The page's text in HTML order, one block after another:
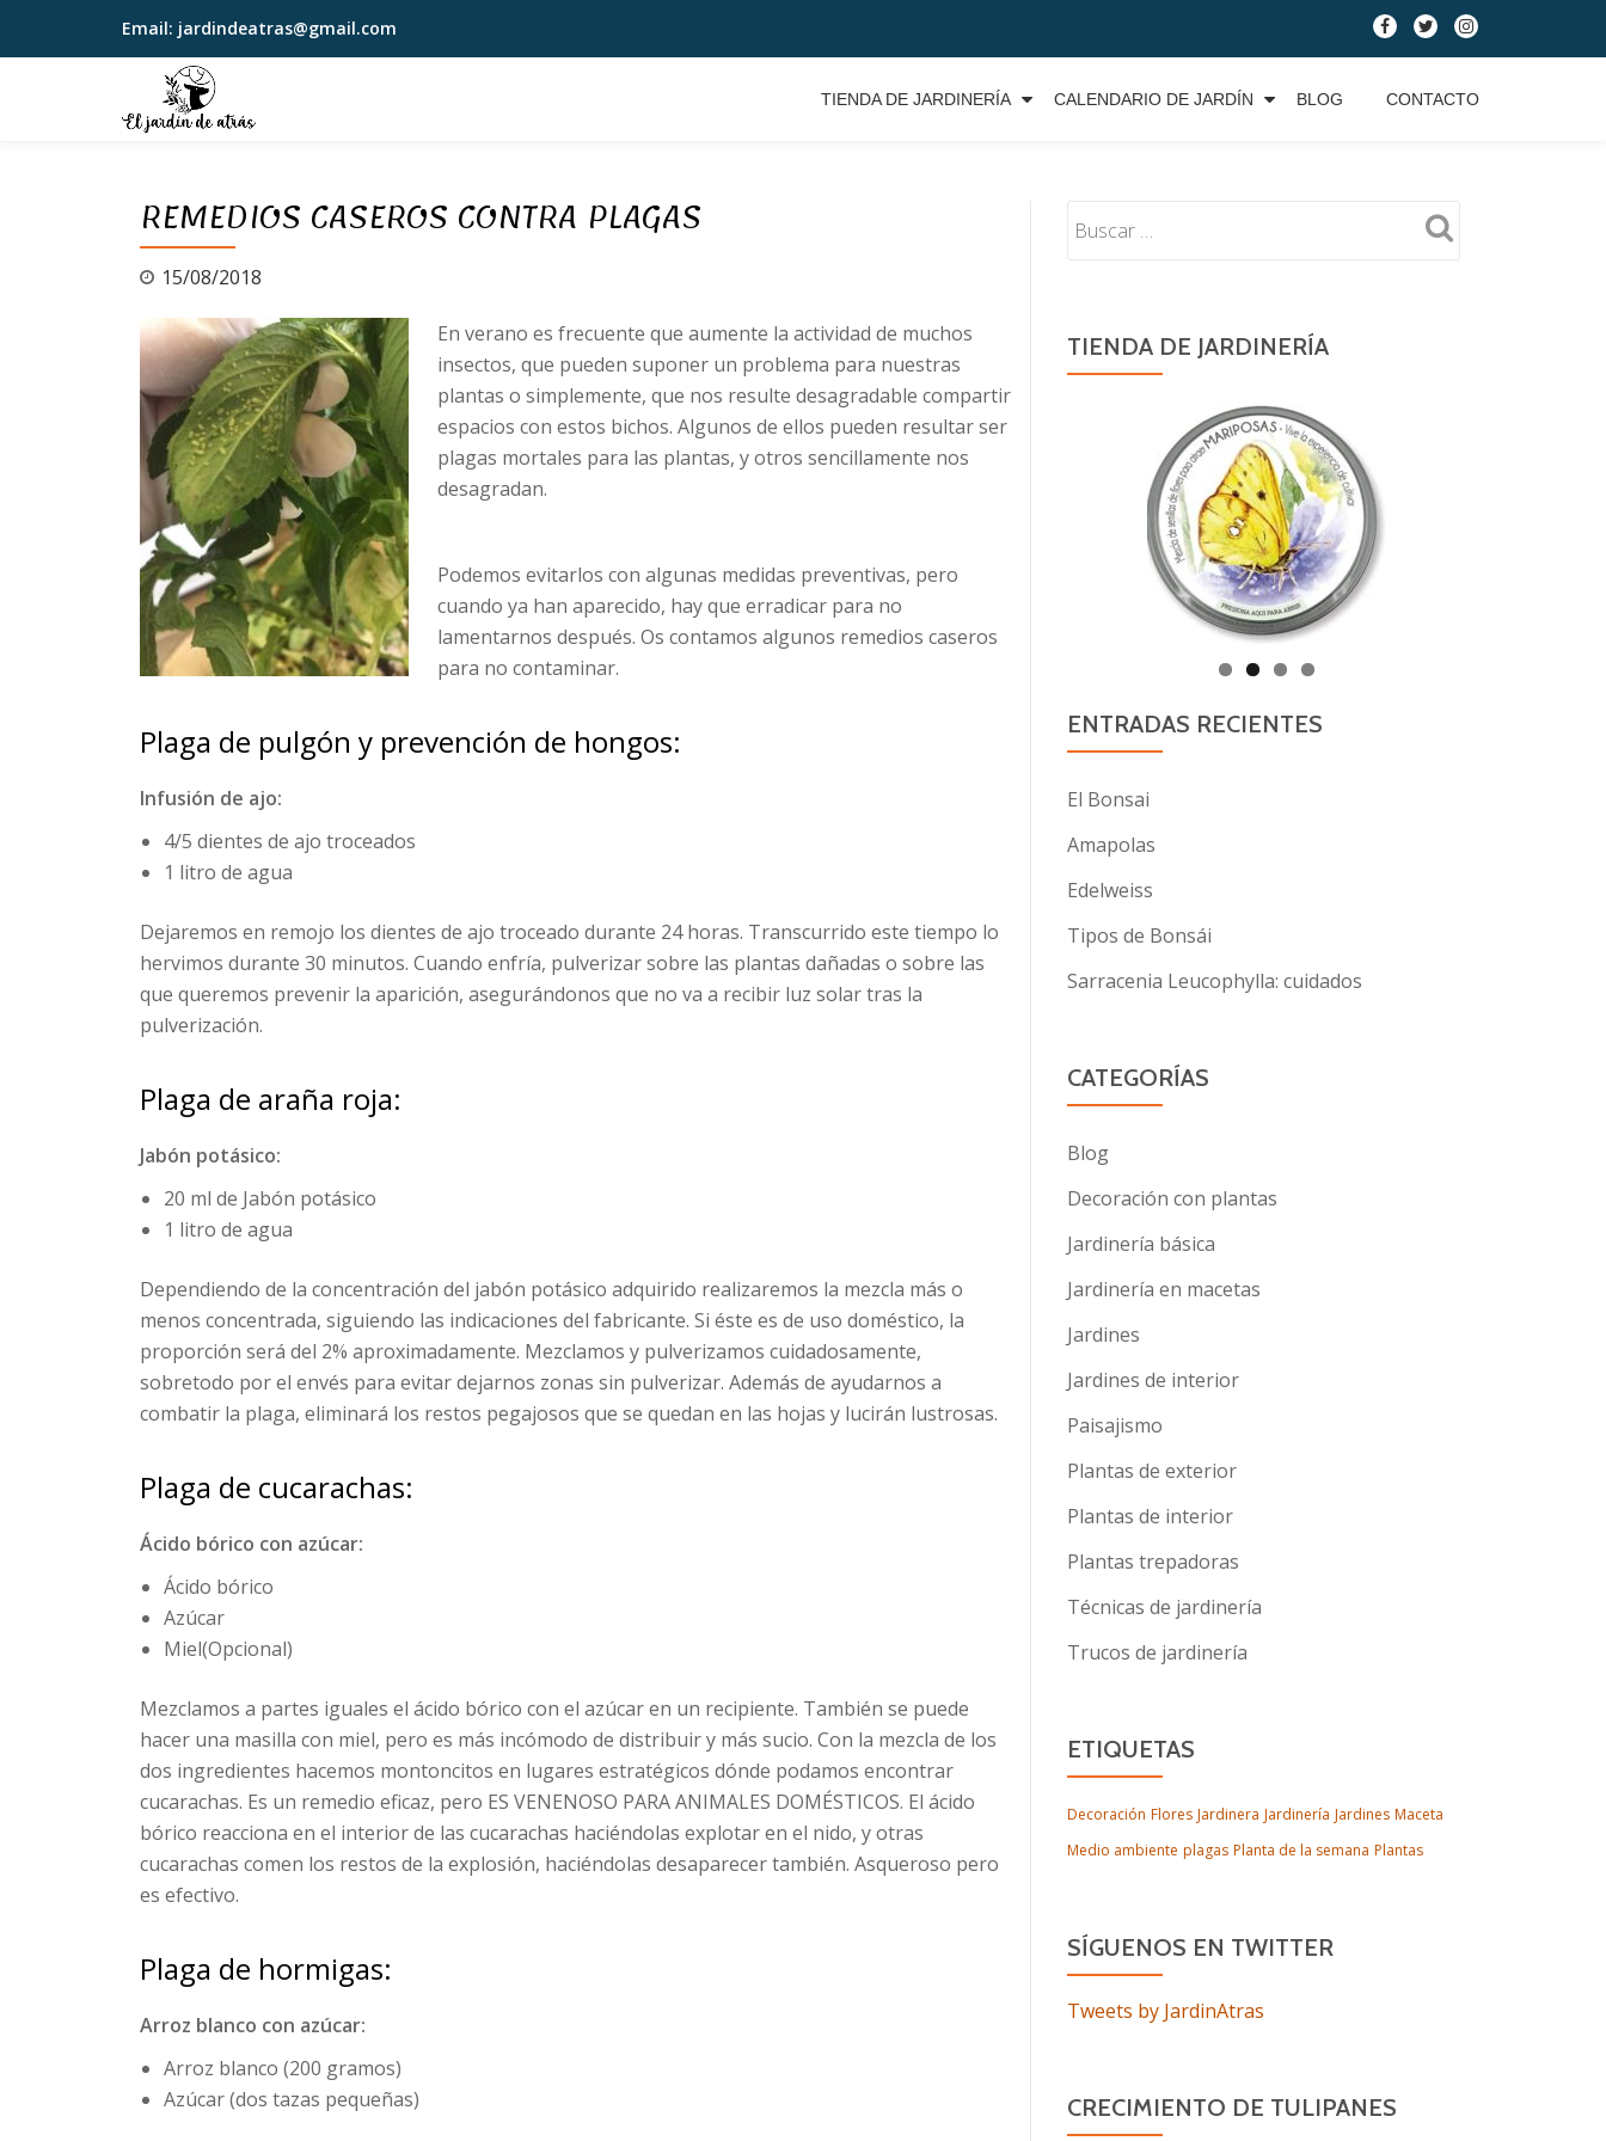
Saltar
Email: jardindeatras@gmail.com
fa-
facebook
fa-
twitter
fa-
instagram
TIENDA DE JARDINERÍA CALENDARIO DE JARDÍN BLOG CONTACTO
REMEDIOS CASEROS CONTRA PLAGAS
15/08/2018
En verano es frecuente que aumente la actividad de muchos
insectos, que pueden suponer un problema para nuestras
plantas o simplemente, que nos resulte desagradable compartir
espacios con estos bichos. Algunos de ellos pueden resultar ser
plagas mortales para las plantas, y otros sencillamente nos
desagradan.
Podemos evitarlos con algunas medidas preventivas, pero
cuando ya han aparecido, hay que erradicar para no
lamentarnos después. Os contamos algunos remedios caseros
para no contaminar.
Plaga de pulgón y prevención de hongos:
Infusión de ajo:
4/5 dientes de ajo troceados
1 litro de agua
Dejaremos en remojo los dientes de ajo troceado durante 24 horas. Transcurrido este tiempo lo
hervimos durante 30 minutos. Cuando enfría, pulverizar sobre las plantas dañadas o sobre las
que queremos prevenir la aparición, asegurándonos que no va a recibir luz solar tras la
pulverización.
Plaga de araña roja:
Jabón potásico:
20 ml de Jabón potásico
1 litro de agua
Dependiendo de la concentración del jabón potásico adquirido realizaremos la mezcla más o
menos concentrada, siguiendo las indicaciones del fabricante. Si éste es de uso doméstico, la
proporción será del 2% aproximadamente. Mezclamos y pulverizamos cuidadosamente,
sobretodo por el envés para evitar dejarnos zonas sin pulverizar. Además de ayudarnos a
combatir la plaga, eliminará los restos pegajosos que se quedan en las hojas y lucirán lustrosas.
Plaga de cucarachas:
Ácido bórico con azúcar:
Ácido bórico
Azúcar
Miel(Opcional)
Mezclamos a partes iguales el ácido bórico con el azúcar en un recipiente. También se puede
hacer una masilla con miel, pero es más incómodo de distribuir y más sucio. Con la mezcla de los
dos ingredientes hacemos montoncitos en lugares estratégicos dónde podamos encontrar
cucarachas. Es un remedio eficaz, pero ES VENENOSO PARA ANIMALES DOMÉSTICOS. El ácido
bórico reacciona en el interior de las cucarachas haciéndolas explotar en el nido, y otras
cucarachas comen los restos de la explosión, haciéndolas desaparecer también. Asqueroso pero
es efectivo.
Plaga de hormigas:
Arroz blanco con azúcar:
Arroz blanco (200 gramos)
Azúcar (dos tazas pequeñas)
TIENDA DE JARDINERÍA
ENTRADAS RECIENTES
El Bonsai
Amapolas
Edelweiss
Tipos de Bonsái
Sarracenia Leucophylla: cuidados
CATEGORÍAS
Blog
Decoración con plantas
Jardinería básica
Jardinería en macetas
Jardines
Jardines de interior
Paisajismo
Plantas de exterior
Plantas de interior
Plantas trepadoras
Técnicas de jardinería
Trucos de jardinería
ETIQUETAS
Decoración Flores Jardinera Jardinería Jardines Maceta
Medio ambiente plagas Planta de la semana Plantas
SÍGUENOS EN TWITTER
Tweets by JardinAtras
CRECIMIENTO DE TULIPANES